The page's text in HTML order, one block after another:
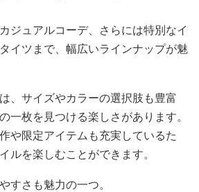
ジュアルコーデ、さらには特別なイ
イツまで、幅広いラインナップが魅
、サイズやカラーの選択肢も豊富
一枚を見つける楽しさがあります。
や限定アイテムも充実しているた
ルを楽しむことができます。
すさも魅力の一つ。